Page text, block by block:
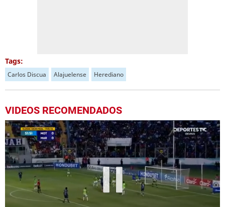
Tags:
Carlos Discua Alajuelense Herediano
VIDEOS RECOMENDADOS